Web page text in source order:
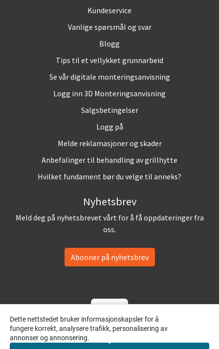
Dette nettstedet bruker informasjonskapsler for å
fungere korrekt, analysere trafikk, personalisering av
annonser og annonsering.
Kundeservice
Vanlige spørsmål og svar
Blogg
Tips til et vellykket grunnarbeid
Se vår digitale monteringsanvisning
Logg inn 3D Monteringsanvisning
Salgsbetingelser
Logg på
Melde reklamasjoner og skader
Anbefalinger til behandling av grillhytte
Hvilket fundament bør du velge til anneks?
Nyhetsbrev
Meld deg på nyhetsbrevet vårt for å få oppdateringer fra
oss.
Abonner på nyhetsbrev